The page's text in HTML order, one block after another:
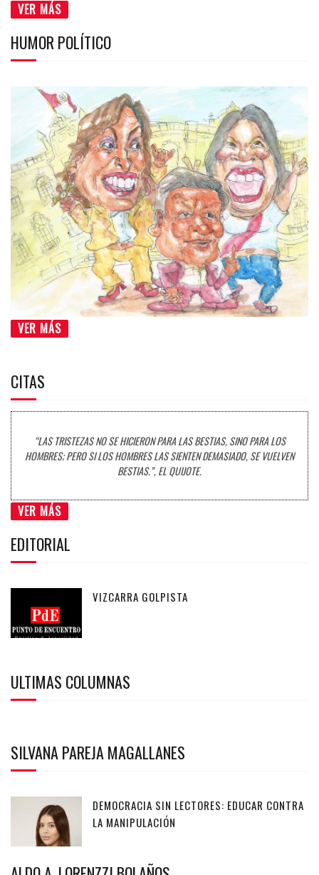
VER MÁS
HUMOR POLÍTICO
VER MÁS
CITAS
“LAS TRISTEZAS NO SE HICIERON PARA LAS BESTIAS, SINO PARA LOS
HOMBRES; PERO SI LOS HOMBRES LAS SIENTEN DEMASIADO, SE VUELVEN
BESTIAS.”, EL QUIJOTE.
VER MÁS
EDITORIAL
VIZCARRA GOLPISTA
ULTIMAS COLUMNAS
SILVANA PAREJA MAGALLANES
DEMOCRACIA SIN LECTORES: EDUCAR CONTRA
LA MANIPULACIÓN